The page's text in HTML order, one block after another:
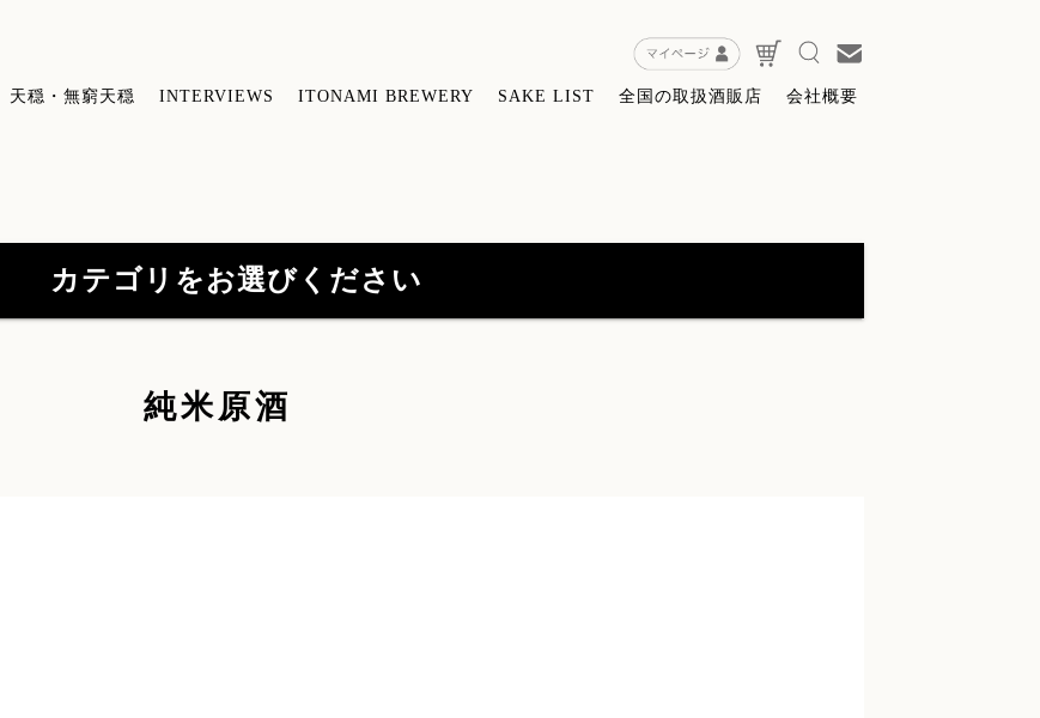
天穏・無窮天穏 INTERVIEWS ITONAMI BREWERY SAKE LIST 全国の取扱酒販店 会社概要
カテゴリをお選びください
純米原酒